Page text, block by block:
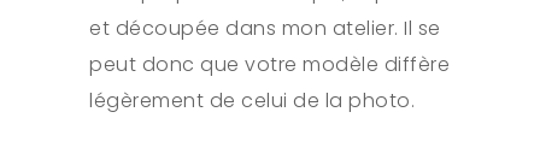
et découpée dans mon atelier. Il se
peut donc que votre modèle diffère
légèrement de celui de la photo.